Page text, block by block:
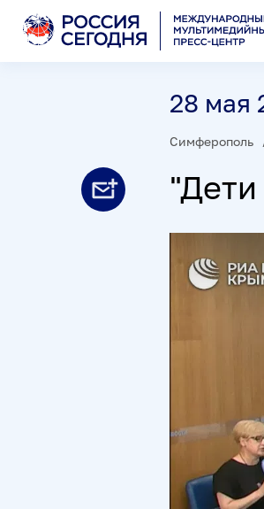
28 мая
Симферополь